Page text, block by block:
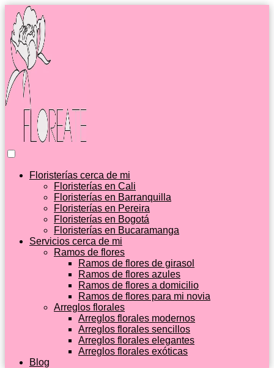
Floristerías cerca de mi
Floristerías en Cali
Floristerías en Barranquilla
Floristerías en Pereira
Floristerías en Bogotá
Floristerías en Bucaramanga
Servicios cerca de mi
Ramos de flores
Ramos de flores de girasol
Ramos de flores azules
Ramos de flores a domicilio
Ramos de flores para mi novia
Arreglos florales
Arreglos florales modernos
Arreglos florales sencillos
Arreglos florales elegantes
Arreglos florales exóticas
Blog